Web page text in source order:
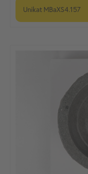
Unikat MBaXS4.157